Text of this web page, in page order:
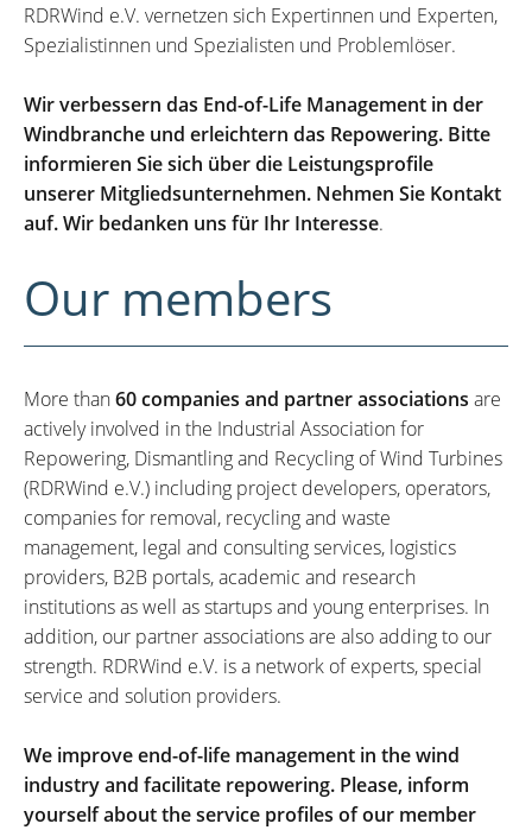
RDRWind e.V. vernetzen sich Expertinnen und Experten,
Spezialistinnen und Spezialisten und Problemlöser.
Wir verbessern das End-of-Life Management in der
Windbranche und erleichtern das Repowering. Bitte
informieren Sie sich über die Leistungsprofile
unserer Mitgliedsunternehmen. Nehmen Sie Kontakt
auf. Wir bedanken uns für Ihr Interesse.
Our members
More than60 companies and partner associations are
actively involved in the Industrial Association for
Repowering, Dismantling and Recycling of Wind Turbines
(RDRWind e.V.) including project developers, operators,
companies for removal, recycling and waste
management, legal and consulting services, logistics
providers, B2B portals, academic and research
institutions as well as startups and young enterprises. In
addition, our partner associations are also adding to our
strength. RDRWind e.V. is a network of experts, special
service and solution providers.
We improve end-of-life management in the wind
industry and facilitate repowering. Please, inform
yourself about the service profiles of our member